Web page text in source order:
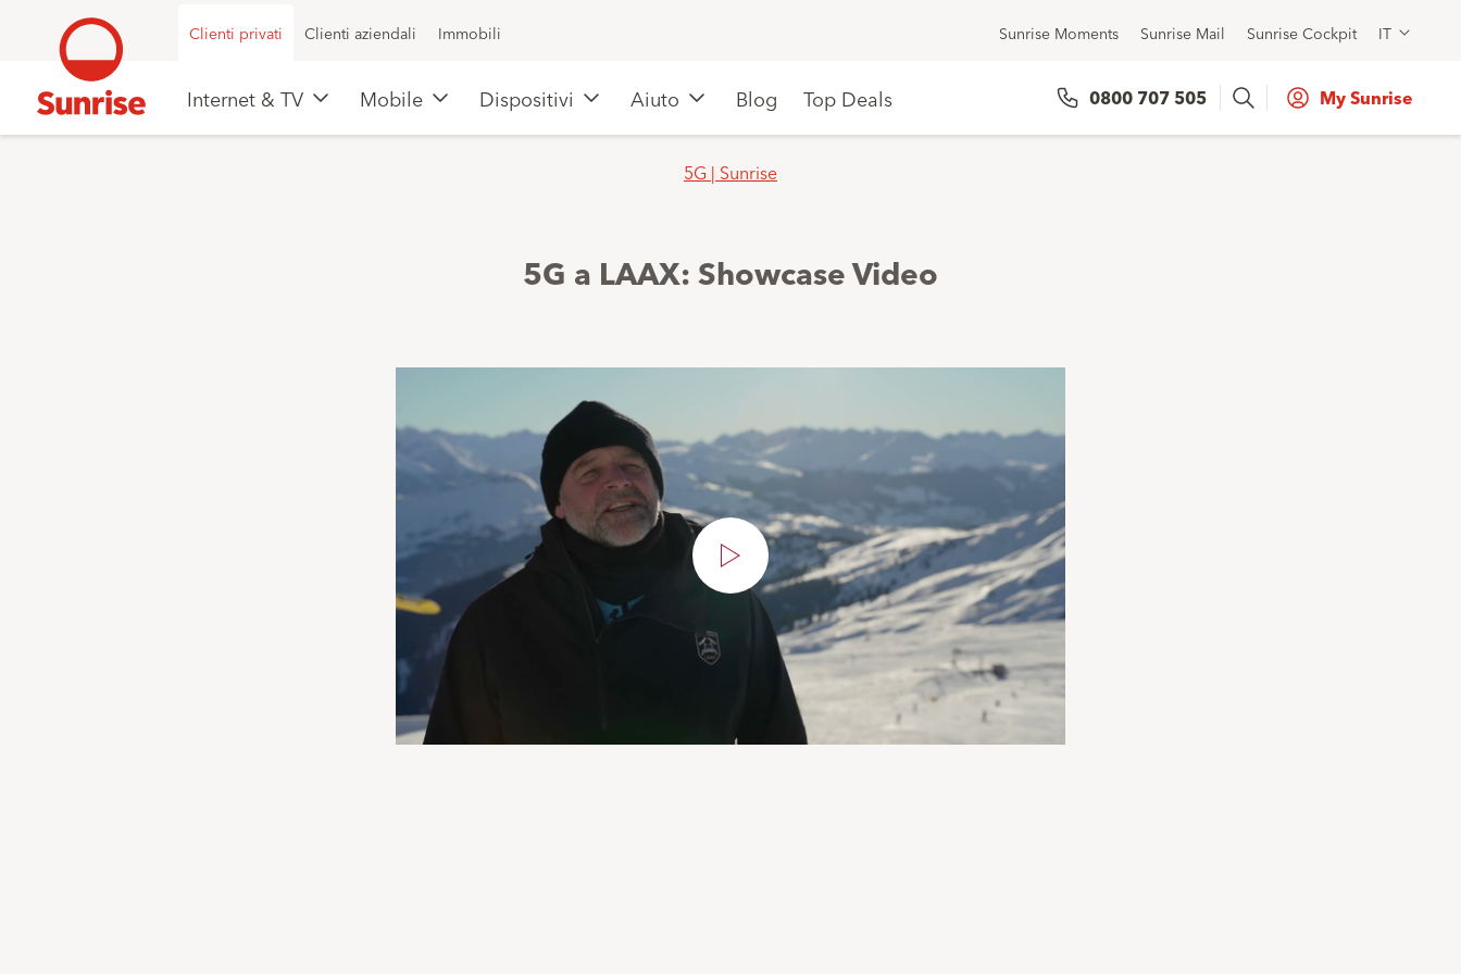
Clienti privati Clienti aziendali Immobili Sunrise Moments Sunrise Mail Sunrise Cockpit IT
Internet & TV Mobile Dispositivi Aiuto Blog Top Deals 0800 707 505 Search My Sunrise
5G | Sunrise
5G a LAAX: Showcase Video
video